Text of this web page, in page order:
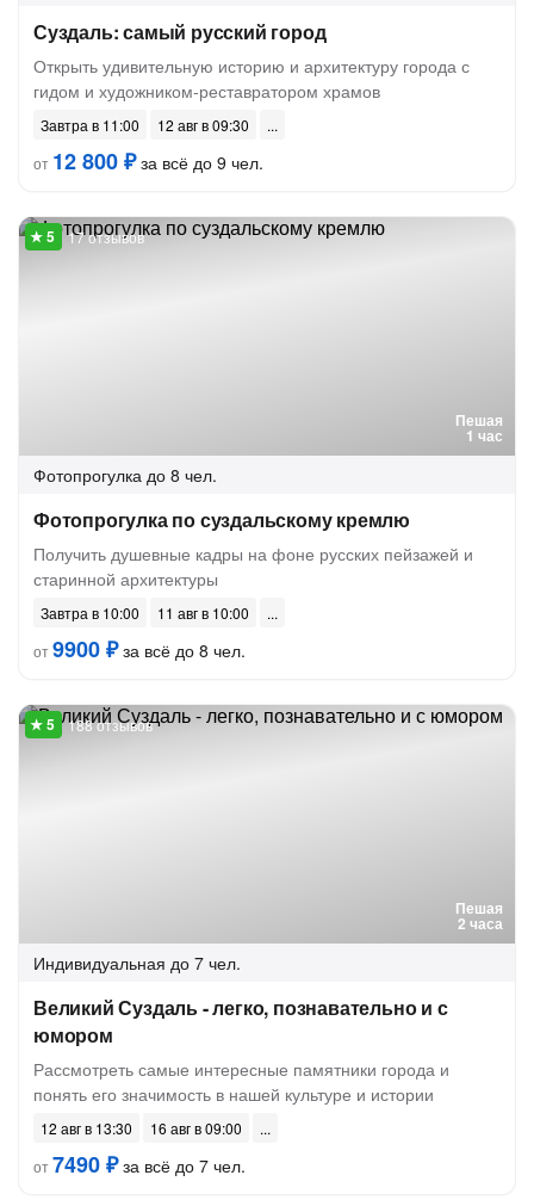
Суздаль: самый русский город
Открыть удивительную историю и архитектуру города с
гидом и художником-реставратором храмов
Завтра в 11:00
12 авг в 09:30
от 12 800 ₽за всё до 9 чел.
Пешая
1 час
17 отзывов
Фотопрогулка до 8 чел.
Фотопрогулка по суздальскому кремлю
Получить душевные кадры на фоне русских пейзажей и
старинной архитектуры
Завтра в 10:00
11 авг в 10:00
от9900 ₽за всё до 8 чел.
Пешая
2 часа
188 отзывов
Индивидуальная до 7 чел.
Великий Суздаль - легко, познавательно и с
юмором
Рассмотреть самые интересные памятники города и
понять его значимость в нашей культуре и истории
12 авг в 13:30
16 авг в 09:00
от7490 ₽за всё до 7 чел.